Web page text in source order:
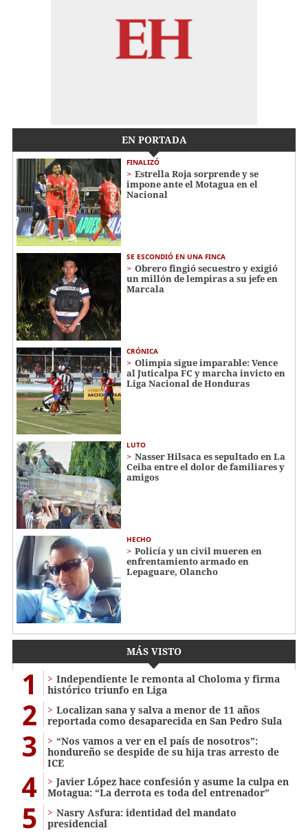
EN PORTADA
FINALIZÓ
Estrella Roja sorprende y se
impone ante el Motagua en el
Nacional
SE ESCONDIÓ EN UNA FINCA
Obrero fingió secuestro y exigió
un millón de lempiras a su jefe en
Marcala
CRÓNICA
Olimpia sigue imparable: Vence
al Juticalpa FC y marcha invicto en
Liga Nacional de Honduras
LUTO
Nasser Hilsaca es sepultado en La
Ceiba entre el dolor de familiares y
amigos
HECHO
Policía y un civil mueren en
enfrentamiento armado en
Lepaguare, Olancho
MÁS VISTO
1
Independiente le remonta al Choloma y firma
histórico triunfo en Liga
2
Localizan sana y salva a menor de 11 años
reportada como desaparecida en San Pedro Sula
3
“Nos vamos a ver en el país de nosotros”:
hondureño se despide de su hija tras arresto de
ICE
4
Javier López hace confesión y asume la culpa en
Motagua: “La derrota es toda del entrenador”
5
Nasry Asfura: identidad del mandato
presidencial